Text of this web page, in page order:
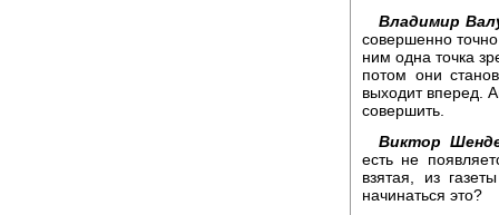
Владимир
совершенно
ним одна точка
потом они
выходит вперед.
совершить.
Виктор
есть не
взятая, из
начинаться это?